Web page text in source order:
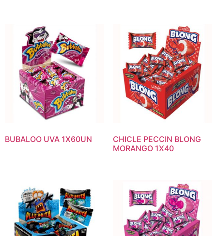
BUBALOO UVA 1X60UN
CHICLE PECCIN BLONG
MORANGO 1X40